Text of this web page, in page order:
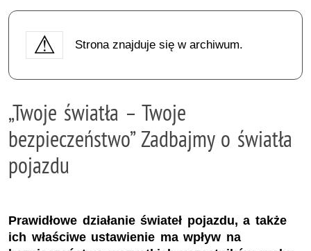
Strona znajduje się w archiwum.
„Twoje światła – Twoje
bezpieczeństwo” Zadbajmy o światła
pojazdu
Prawidłowe działanie świateł pojazdu, a także
ich właściwe ustawienie ma wpływ na